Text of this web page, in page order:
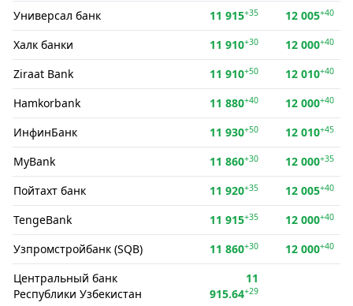
Универсал банк
11 915+35 12 005+40
Халк банки 11 910+30 12 000+40
Ziraat Bank 11 910+50 12 010+40
Hamkorbank 11 880+40 12 000+40
ИнфинБанк 11 930+50 12 010+45
MyBank 11 860+30 12 000+35
Пойтахт банк 11 920+35 12 005+40
TengeBank 11 915+35 12 000+40
Узпромстройбанк (SQB) 11 860+30 12 000+40
Центральный банк
Республики Узбекистан
11
915.64+29